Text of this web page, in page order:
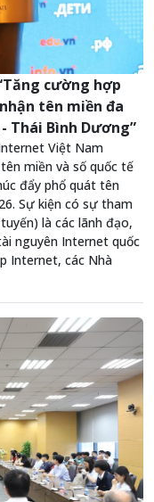
cường hợp
tên miền đa
Thái Bình Dương”
Việt Nam
miền và số quốc tế
đẩy phổ quát tên
Sự kiện có sự tham
là các lãnh đạo,
nguyên Internet quốc
Internet, các Nhà